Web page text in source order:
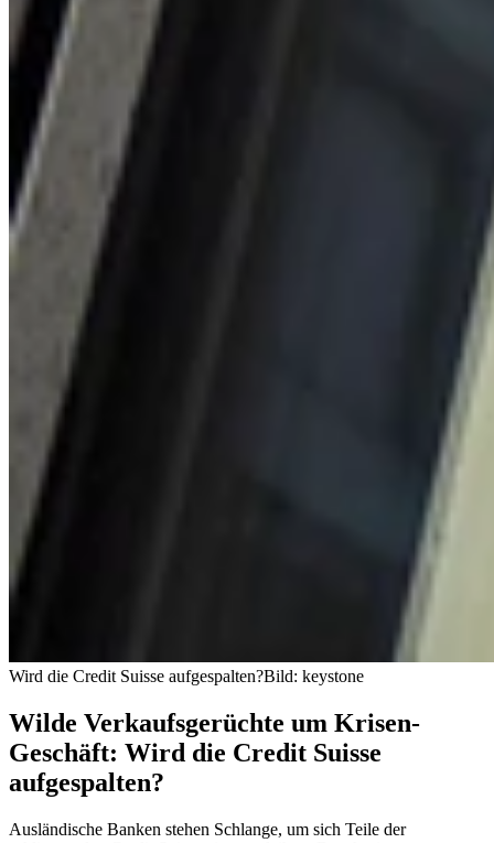
Wird die Credit Suisse aufgespalten?Bild: keystone
Wilde Verkaufsgerüchte um Krisen-
Geschäft: Wird die Credit Suisse
aufgespalten?
Ausländische Banken stehen Schlange, um sich Teile der